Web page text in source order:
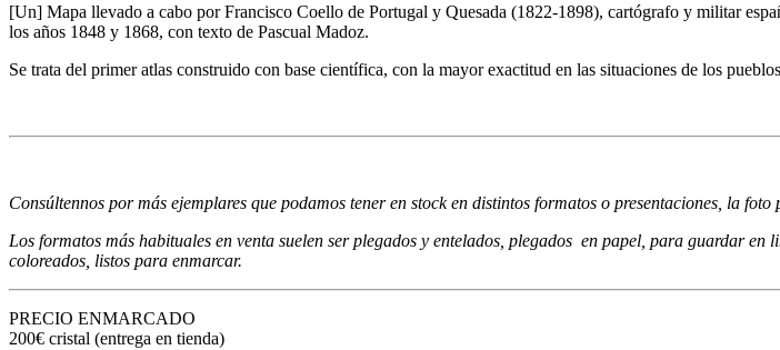
[Un] Mapa llevado a cabo por Francisco Coello de Portugal y Quesada (1822-1898), cartógrafo y militar
los años 1848 y 1868, con texto de Pascual Madoz.
Se trata del primer atlas construido con base científica, con la mayor exactitud en las situaciones de los
Consúltennos por más ejemplares que podamos tener en stock en distintos formatos o presentaciones, la
Los formatos más habituales en venta suelen ser plegados y entelados, plegados en papel, para guardar
coloreados, listos para enmarcar.
PRECIO ENMARCADO
200€ cristal (entrega en tienda)